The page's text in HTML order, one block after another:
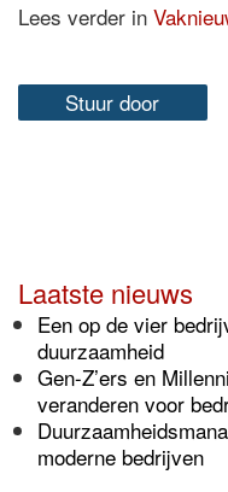
Lees verder in
Stuur door
Laatste nieuws
Een op de vier
duurzaamheid
Gen-Z’ers en
veranderen voor
moderne bedrijven